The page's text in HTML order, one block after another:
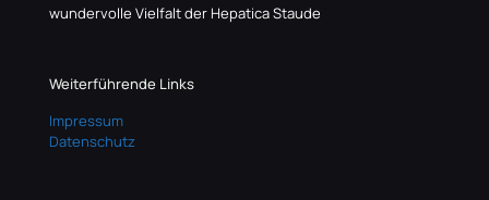
wundervolle Vielfalt der Hepatica Staude
Weiterführende Links
Impressum
Datenschutz